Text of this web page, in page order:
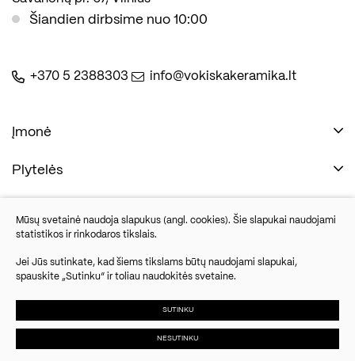
Šiandien dirbsime nuo 10:00
+370 5 2388303 info@vokiskakeramika.lt
Įmonė
Plytelės
Naudinga
Kontaktai
Savanorių pr. 67, Vilnius
Šiandien dirbsime nuo 10:00
Mūsų svetainė naudoja slapukus (angl. cookies). Šie slapukai naudojami
statistikos ir rinkodaros tikslais.
Jei Jūs sutinkate, kad šiems tikslams būtų naudojami slapukai,
spauskite „Sutinku“ ir toliau naudokitės svetaine.
SUTINKU
NESUTINKU